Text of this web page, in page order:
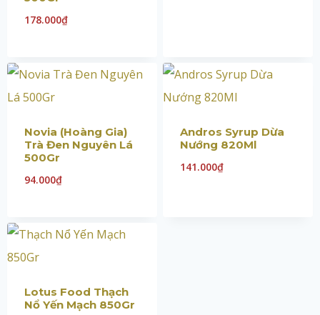
178.000₫
Novia (Hoàng Gia)
Trà Đen Nguyên Lá
500Gr
94.000₫
Andros Syrup Dừa
Nướng 820Ml
141.000₫
Lotus Food Thạch
Nổ Yến Mạch 850Gr